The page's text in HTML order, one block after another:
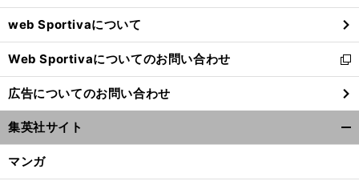
ウ
で
開
く
web Sportivaについて
Web Sportivaについてのお問い合わせ
新
し
い
ウ
ィ
ン
広告についてのお問い合わせ
集英社サイト
マンガ